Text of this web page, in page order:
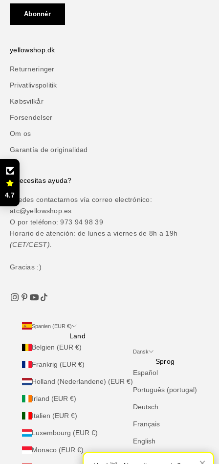
Abonnér
yellowshop.dk
Returneringer
Privatlivspolitik
Købsvilkår
Forsendelser
Om os
Garantía de originalidad
¿Necesitas ayuda?
Puedes contactarnos vía correo electrónico:
atc@yellowshop.es
O por teléfono: 973 94 98 39
Horario de atención: de lunes a viernes de 8h a 19h
(CET/CEST).
Gracias :)
Spanien (EUR €)
Land
Belgien (EUR €)
Frankrig (EUR €)
Holland (Nederlandene) (EUR €)
Irland (EUR €)
Italien (EUR €)
Luxembourg (EUR €)
Monaco (EUR €)
Dansk
Sprog
Español
Português (portugal)
Deutsch
Français
English
4.7